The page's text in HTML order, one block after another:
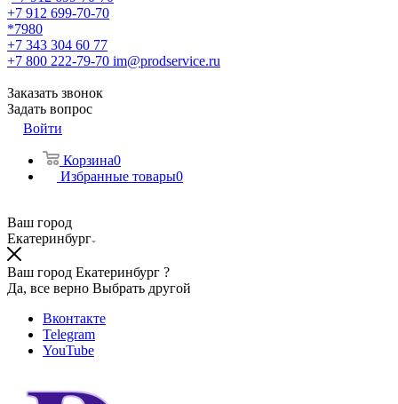
+7 912 699-70-70
*7980
+7 343 304 60 77
+7 800 222-79-70 im@prodservice.ru
Заказать звонок
Задать вопрос
Войти
Корзина0
Избранные товары0
Ваш город
Екатеринбург
Ваш город Екатеринбург ?
Да, все верно Выбрать другой
Вконтакте
Telegram
YouTube